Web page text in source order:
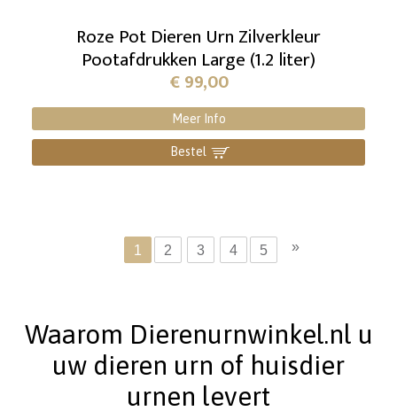
Roze Pot Dieren Urn Zilverkleur
Pootafdrukken Large (1.2 liter)
€99,00
Meer Info
Bestel ]
1 2 3 4 5 »
Waarom Dierenurnwinkel.nl u
uw dieren urn of huisdier
urnen levert